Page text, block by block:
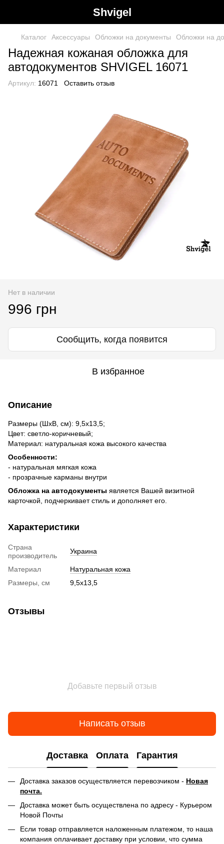
Shvigel
Каталог Аксессуары Обложки на документы Обложки на
Надежная кожаная обложка для
автодокументов SHVIGEL 16071
Артикул: 16071 Оставить отзыв
Нет в наличии
996 грн
Сообщить, когда появится
В избранное
Описание
Размеры (ШхВ, см): 9,5х13,5;
Цвет: светло-коричневый;
Материал: натуральная кожа высокого качества
Особенности:
- натуральная мягкая кожа
- прозрачные карманы внутри
Обложка на автодокументы является Вашей визитной
карточкой, подчеркивает стиль и дополняет его.
Характеристики
Страна
производитель
Украина
Материал
Натуральная кожа
Размеры, см
9,5х13,5
Отзывы
Добавьте первый отзыв
Написать отзыв
Доставка Оплата Гарантия
Доставка заказов осуществляется перевозчиком - Новая
почта.
Доставка может быть осуществлена по адресу - Курьером
Новой Почты
Если товар отправляется наложенным платежом, то наша
компания оплачивает доставку при условии, что сумма